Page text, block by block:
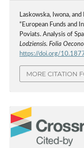
Laskowska, Iwona,
“European Funds and
Poviats. Analysis of
Lodziensis. Folia
https://doi.org/
MORE CITATION